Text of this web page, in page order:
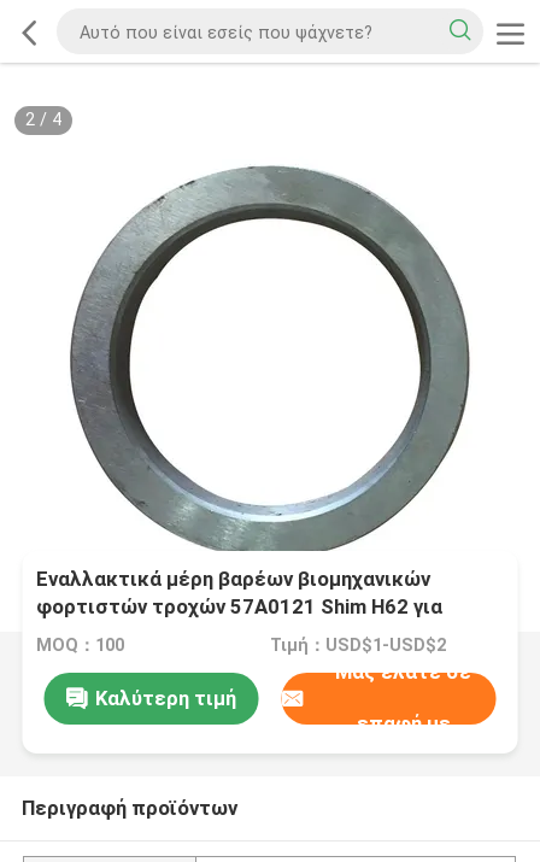
2/ 4
Εναλλακτικά μέρη βαρέων βιομηχανικών
φορτιστών τροχών 57A0121 Shim H62 για
Liugong
MOQ：100 Τιμή：USD$1-USD$2
Καλύτερη τιμή
Μας ελάτε σε
επαφή με
Περιγραφή προϊόντων